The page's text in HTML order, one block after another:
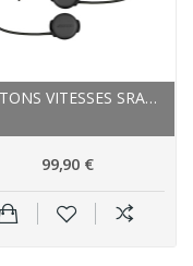
BOUTONS VITESSES SRAM SATELLITES BLIPS RED...
99,90 €